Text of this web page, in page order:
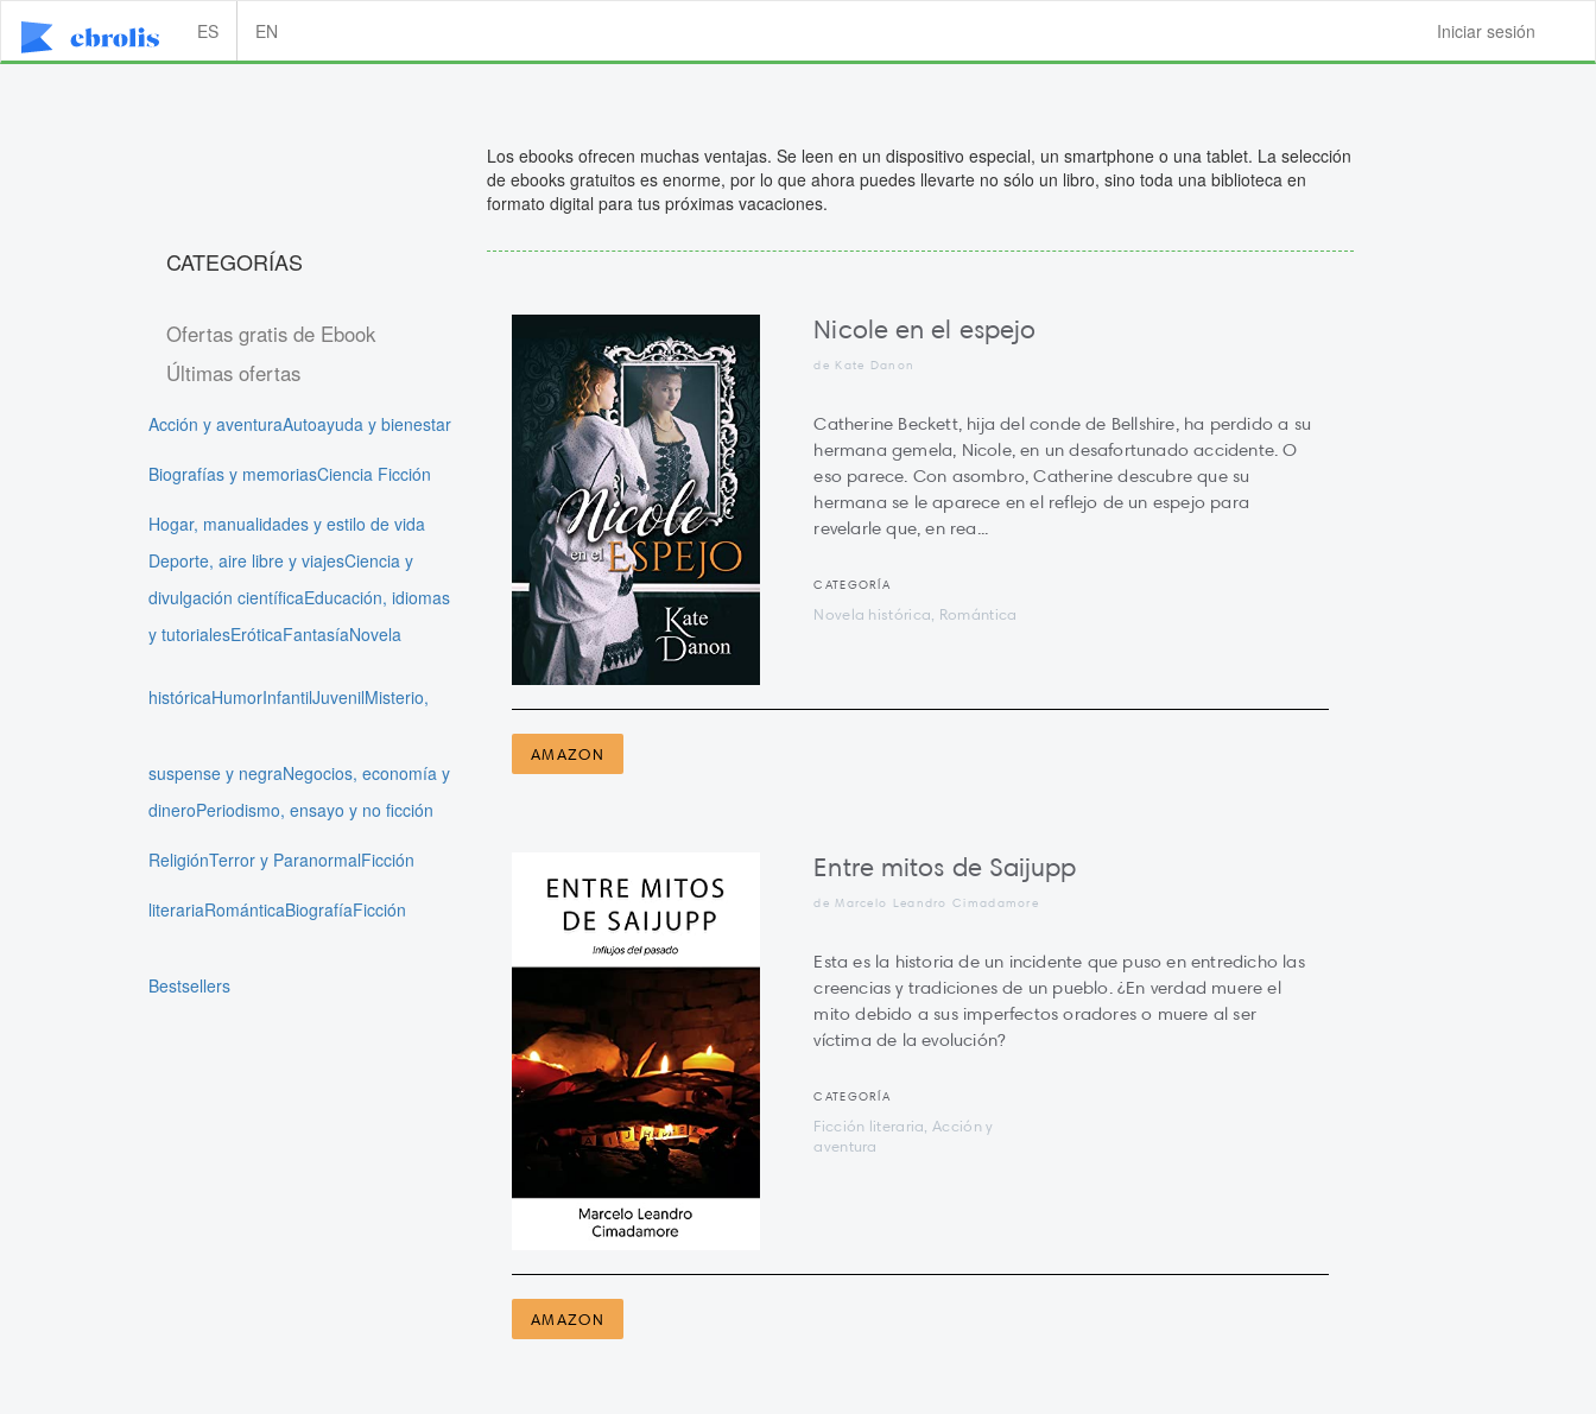
ES EN Iniciar sesión
Los ebooks ofrecen muchas ventajas. Se leen en un dispositivo especial, un smartphone o una tablet. La selección
de ebooks gratuitos es enorme, por lo que ahora puedes llevarte no sólo un libro, sino toda una biblioteca en
formato digital para tus próximas vacaciones.
CATEGORÍAS
Ofertas gratis de Ebook
Últimas ofertas
Acción y aventuraAutoayuda y bienestar
Biografías y memoriasCiencia Ficción
Hogar, manualidades y estilo de vida
Deporte, aire libre y viajesCiencia y
divulgación científicaEducación, idiomas
y tutorialesEróticaFantasíaNovela
históricaHumorInfantilJuvenilMisterio,
suspense y negraNegocios, economía y
dineroPeriodismo, ensayo y no ficción
ReligiónTerror y ParanormalFicción
literariaRománticaBiografíaFicción
Bestsellers
Nicole en el espejo
de Kate Danon
Catherine Beckett, hija del conde de Bellshire, ha perdido a su
hermana gemela, Nicole, en un desafortunado accidente. O
eso parece. Con asombro, Catherine descubre que su
hermana se le aparece en el reflejo de un espejo para
revelarle que, en rea...
CATEGORÍA
Novela histórica, Romántica
AMAZON
Entre mitos de Saijupp
de Marcelo Leandro Cimadamore
Esta es la historia de un incidente que puso en entredicho las
creencias y tradiciones de un pueblo. ¿En verdad muere el
mito debido a sus imperfectos oradores o muere al ser
víctima de la evolución?
CATEGORÍA
Ficción literaria, Acción y
aventura
AMAZON